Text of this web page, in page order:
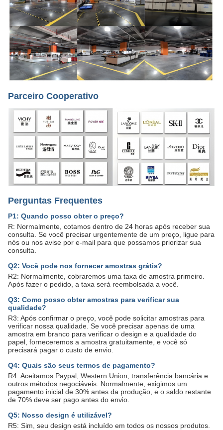
Parceiro Cooperativo
Perguntas Frequentes
P1: Quando posso obter o preço?
R: Normalmente, cotamos dentro de 24 horas após receber sua
consulta. Se você precisar urgentemente de um preço, ligue para
nós ou nos avise por e-mail para que possamos priorizar sua
consulta.
Q2: Você pode nos fornecer amostras grátis?
R2: Normalmente, cobraremos uma taxa de amostra primeiro.
Após fazer o pedido, a taxa será reembolsada a você.
Q3: Como posso obter amostras para verificar sua
qualidade?
R3: Após confirmar o preço, você pode solicitar amostras para
verificar nossa qualidade. Se você precisar apenas de uma
amostra em branco para verificar o design e a qualidade do
papel, forneceremos a amostra gratuitamente, e você só
precisará pagar o custo de envio.
Q4: Quais são seus termos de pagamento?
R4: Aceitamos Paypal, Western Union, transferência bancária e
outros métodos negociáveis. Normalmente, exigimos um
pagamento inicial de 30% antes da produção, e o saldo restante
de 70% deve ser pago antes do envio.
Q5: Nosso design é utilizável?
R5: Sim, seu design está incluído em todos os nossos produtos.